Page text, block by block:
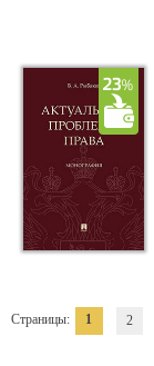
Страницы: 1 2